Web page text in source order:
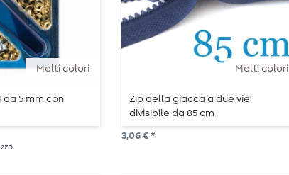
Molti colori
da 5 mm con
Molti colori
Zip della giacca a due vie
divisibile da 85 cm
3,06 € *